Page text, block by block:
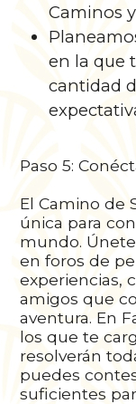
Caminos
en la que
cantidad
Paso 5:
El Camino de
única para
mundo.
en foros de
experiencias,
amigos que
aventura. En
los que te
resolverán
puedes
suficientes